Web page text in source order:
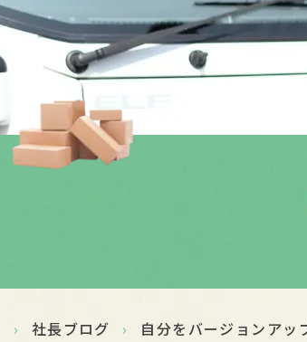
› 社長ブログ › 自分をバージョンアッ